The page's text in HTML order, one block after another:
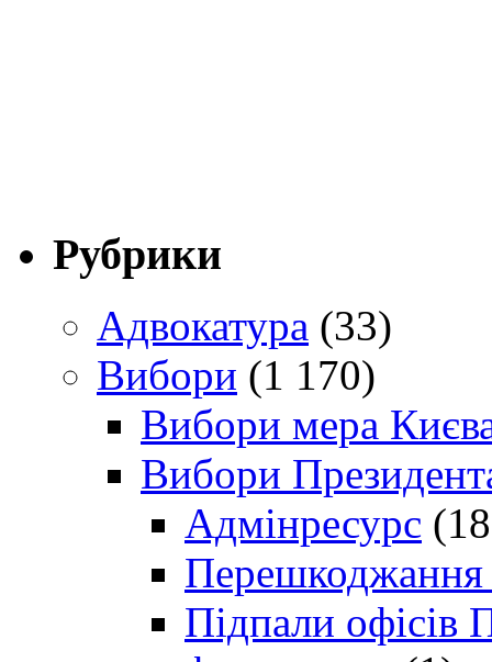
Рубрики
Адвокатура (33)
Вибори (1 170)
Вибори мера
Вибори
Адмінресурс
Перешкоджання
Підпали офісів